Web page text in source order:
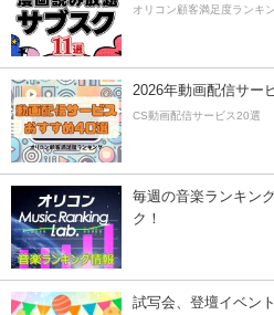
オリコン顧客満足度ランキ
2026年動画配信サー
CS動画配信サービス20選
毎週の音楽ランキン
ク！
試写会、登壇イベン